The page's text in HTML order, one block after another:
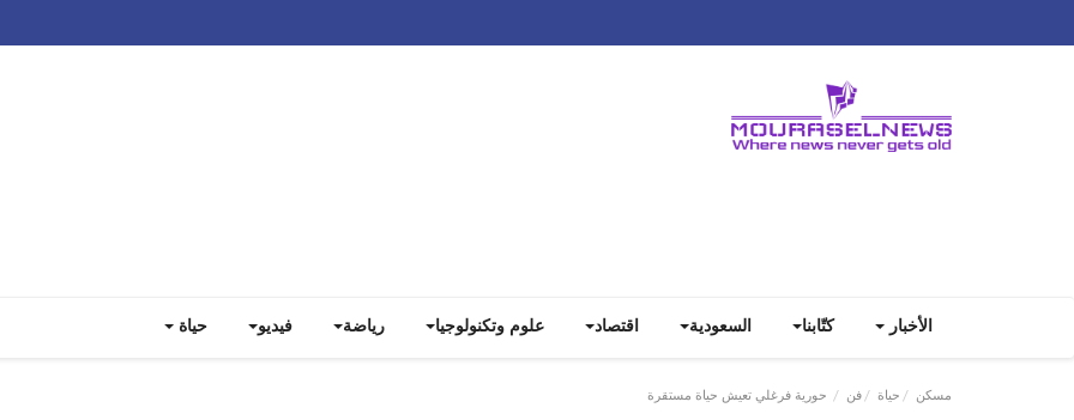
الأخبار كتّابنا السعودية اقتصاد علوم وتكنولوجيا رياضة فيديو حياة
مسكن حياة فن حورية فرغلي تعيش حياة مستقرة